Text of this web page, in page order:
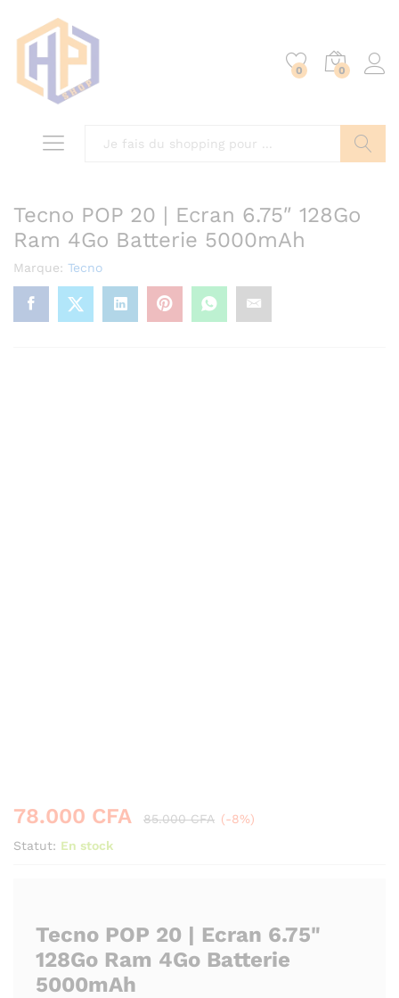
0 0
Tecno POP 20 | Ecran 6.75″ 128Go
Ram 4Go Batterie 5000mAh
Marque: Tecno
78.000 CFA 85.000CFA (-8%)
Statut: En stock
Tecno POP 20 | Ecran 6.75"
128Go Ram 4Go Batterie
5000mAh